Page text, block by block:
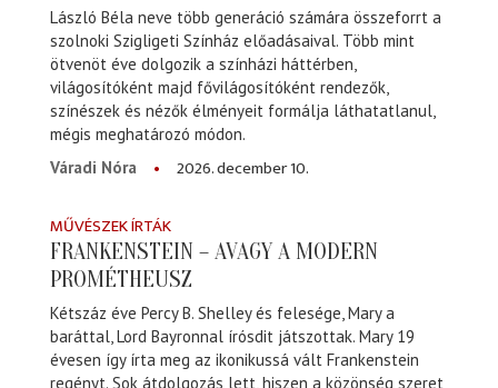
László Béla neve több generáció számára összeforrt a
szolnoki Szigligeti Színház előadásaival. Több mint
ötvenöt éve dolgozik a színházi háttérben,
világosítóként majd fővilágosítóként rendezők,
színészek és nézők élményeit formálja láthatatlanul,
mégis meghatározó módon.
Váradi Nóra
2026. december 10.
MŰVÉSZEK ÍRTÁK
FRANKENSTEIN – AVAGY A MODERN
PROMÉTHEUSZ
Kétszáz éve Percy B. Shelley és felesége, Mary a
baráttal, Lord Bayronnal írósdit játszottak. Mary 19
évesen így írta meg az ikonikussá vált Frankenstein
regényt. Sok átdolgozás lett, hiszen a közönség szeret